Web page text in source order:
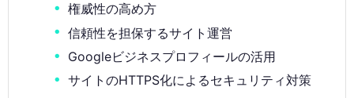
権威性の高め方
信頼性を担保するサイト運営
Googleビジネスプロフィールの活用
サイトのHTTPS化によるセキュリティ対策